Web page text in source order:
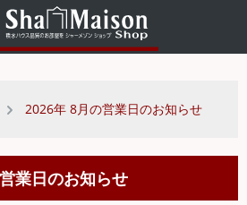
2026年 8月の営業日のお知らせ
業日のお知らせ